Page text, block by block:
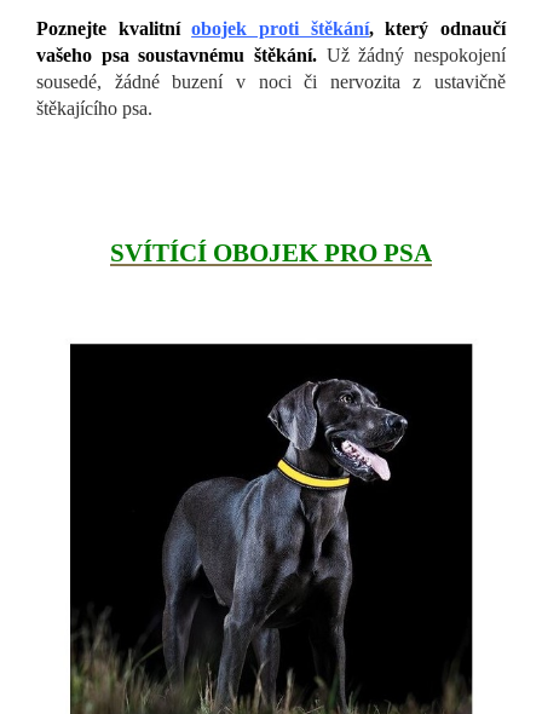
Poznejte kvalitní obojek proti štěkání, který odnaučí
vašeho psa soustavnému štěkání. Už žádný nespokojení
sousedé, žádné buzení v noci či nervozita z ustavičně
štěkajícího psa.
SVÍTÍCÍ OBOJEK PRO PSA